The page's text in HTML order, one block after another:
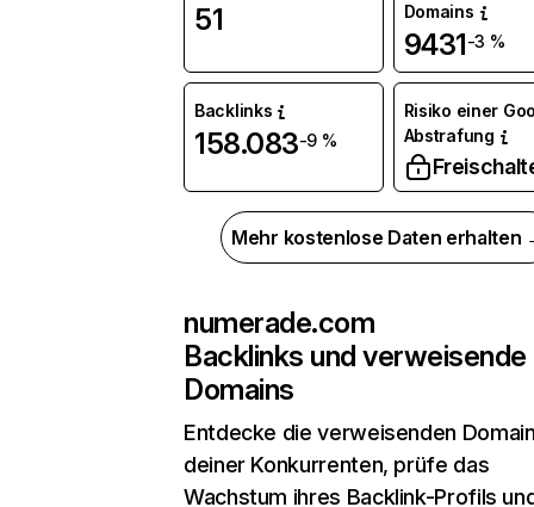
51
Domains
9431-3 %
Backlinks
158.083-9 %
Risiko einer
Abstrafung
Mehr kostenlose Daten erhalten
numerade.com
Backlinks und verweisende
Domains
Entdecke die verweisenden
deiner Konkurrenten, prüfe das
Wachstum ihres Backlink-Profils